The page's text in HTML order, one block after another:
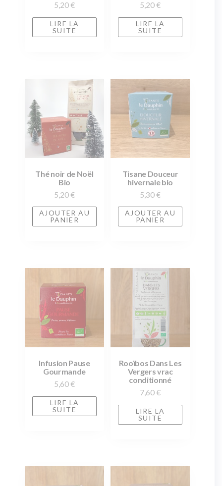
5,20 €
LIRE LA
SUITE
5,20 €
LIRE LA
SUITE
Thé noir de Noël
Bio
5,20 €
AJOUTER AU
PANIER
Tisane Douceur
hivernale bio
5,30 €
AJOUTER AU
PANIER
Infusion Pause
Gourmande
5,60 €
LIRE LA
SUITE
Rooïbos Dans Les
Vergers vrac
conditionné
7,60 €
LIRE LA
SUITE